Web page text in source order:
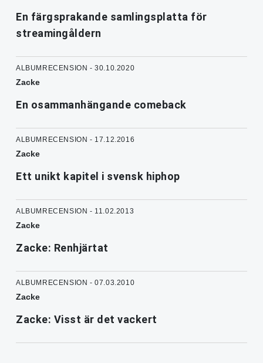
En färgsprakande samlingsplatta för
streamingåldern
ALBUMRECENSION - 30.10.2020
Zacke
En osammanhängande comeback
ALBUMRECENSION - 17.12.2016
Zacke
Ett unikt kapitel i svensk hiphop
ALBUMRECENSION - 11.02.2013
Zacke
Zacke: Renhjärtat
ALBUMRECENSION - 07.03.2010
Zacke
Zacke: Visst är det vackert